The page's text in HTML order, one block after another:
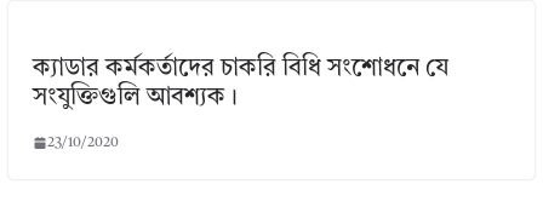
ক্যাডার কর্মকর্তাদের চাকরি বিধি সংশোধনে যে
সংযুক্তিগুলি আবশ্যক।
23/10/2020